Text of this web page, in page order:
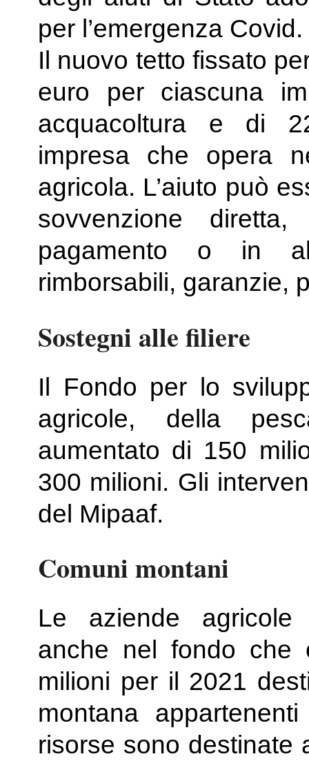
per l’emergenza Covid.
Il nuovo tetto fissato
euro per ciascuna
acquacoltura e di
impresa che opera
agricola. L’aiuto può
sovvenzione
pagamento o in
rimborsabili, garanzie,
Sostegni alle filiere
Il Fondo per lo
agricole, della
aumentato di 150
300 milioni. Gli
del Mipaaf.
Comuni montani
Le aziende agricole
anche nel fondo
milioni per il 2021
montana
risorse sono destinate